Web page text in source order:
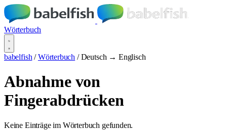
Wörterbuch
babelfish / Wörterbuch / Deutsch → Englisch
Abnahme von
Fingerabdrücken
Keine Einträge im Wörterbuch gefunden.